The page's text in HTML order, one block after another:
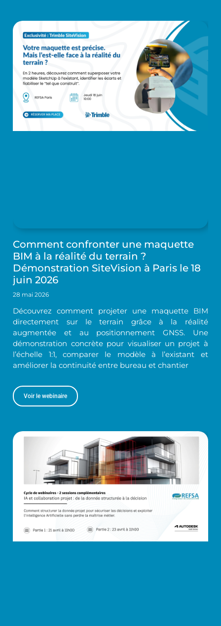
Comment confronter une maquette
BIM à la réalité du terrain ?
Démonstration SiteVision à Paris le 18
juin 2026
28 mai 2026
Découvrez comment projeter une maquette BIM
directement sur le terrain grâce à la réalité
augmentée et au positionnement GNSS. Une
démonstration concrète pour visualiser un projet à
l’échelle 1:1, comparer le modèle à l’existant et
améliorer la continuité entre bureau et chantier
Voir le webinaire